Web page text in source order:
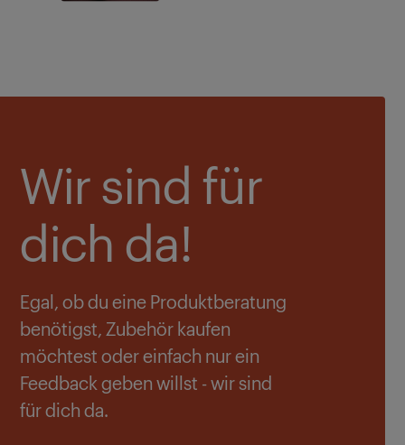
Wir sind für
dich da!
Egal, ob du eine Produktberatung
benötigst, Zubehör kaufen
möchtest oder einfach nur ein
Feedback geben willst - wir sind
für dich da.